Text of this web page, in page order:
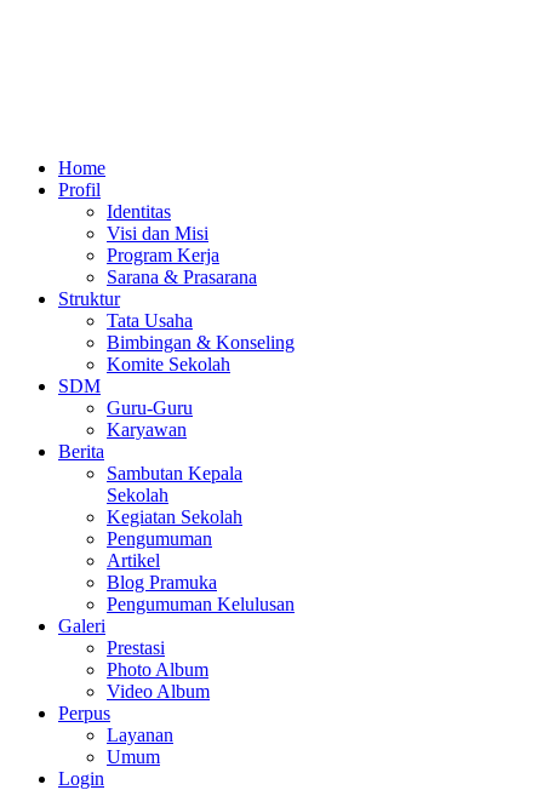
Home
Profil
Identitas
Visi dan Misi
Program Kerja
Sarana & Prasarana
Struktur
Tata Usaha
Bimbingan & Konseling
Komite Sekolah
SDM
Guru-Guru
Karyawan
Berita
Sambutan Kepala
Sekolah
Kegiatan Sekolah
Pengumuman
Artikel
Blog Pramuka
Pengumuman Kelulusan
Galeri
Prestasi
Photo Album
Video Album
Perpus
Layanan
Umum
Login